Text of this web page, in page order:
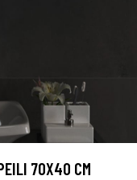
70X40 CM